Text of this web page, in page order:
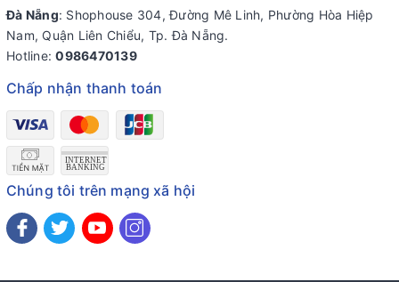
Đà Nẵng: Shophouse 304, Đường Mê Linh, Phường Hòa Hiệp
Nam, Quận Liên Chiểu, Tp. Đà Nẵng.
Hotline:0986470139
Chấp nhận thanh toán
Chúng tôi trên mạng xã hội